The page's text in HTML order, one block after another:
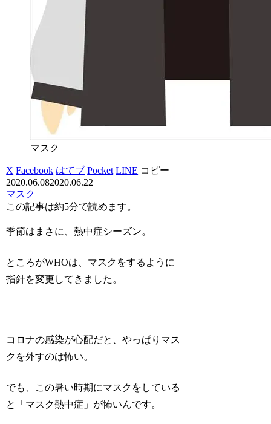
マスク
X Facebook はてブ Pocket LINE コピー
2020.06.082020.06.22
マスク
この記事は約5分で読めます。
季節はまさに、熱中症シーズン。
ところがWHOは、マスクをするように
指針を変更してきました。
コロナの感染が心配だと、やっぱりマス
クを外すのは怖い。
でも、この暑い時期にマスクをしている
と「 マスク熱中症 」が怖いんです。